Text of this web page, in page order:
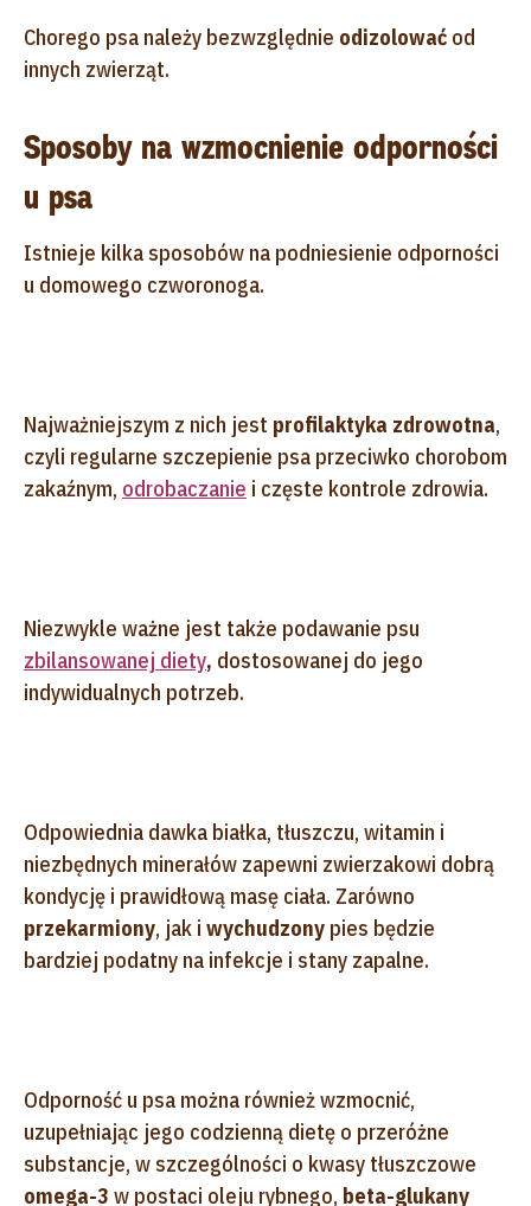
Chorego psa należy bezwzględnie odizolować od
innych zwierząt.
Sposoby na wzmocnienie odporności
u psa
Istnieje kilka sposobów na podniesienie odporności
u domowego czworonoga.
Najważniejszym z nich jest profilaktyka zdrowotna,
czyli regularne szczepienie psa przeciwko chorobom
zakaźnym, odrobaczanie i częste kontrole zdrowia.
Niezwykle ważne jest także podawanie psu
zbilansowanej diety, dostosowanej do jego
indywidualnych potrzeb.
Odpowiednia dawka białka, tłuszczu, witamin i
niezbędnych minerałów zapewni zwierzakowi dobrą
kondycję i prawidłową masę ciała. Zarówno
przekarmiony, jak i wychudzony pies będzie
bardziej podatny na infekcje i stany zapalne.
Odporność u psa można również wzmocnić,
uzupełniając jego codzienną dietę o przeróżne
substancje, w szczególności o kwasy tłuszczowe
omega-3 w postaci oleju rybnego, beta-glukany